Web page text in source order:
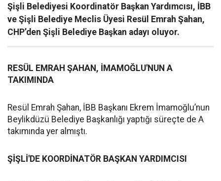
Şişli Belediyesi Koordinatör Başkan Yardımcısı, İBB
ve Şişli Belediye Meclis Üyesi Resül Emrah Şahan,
CHP’den Şişli Belediye Başkan adayı oluyor.
RESÜL EMRAH ŞAHAN, İMAMOĞLU'NUN A
TAKIMINDA
Resül Emrah Şahan, İBB Başkanı Ekrem İmamoğlu’nun
Beylikdüzü Belediye Başkanlığı yaptığı süreçte de A
takımında yer almıştı.
ŞİŞLİ'DE KOORDİNATÖR BAŞKAN YARDIMCISI